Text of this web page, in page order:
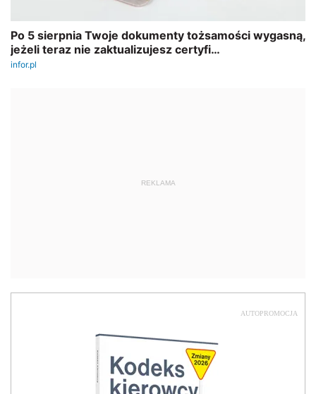
REKLAMA
AUTOPROMOCJA